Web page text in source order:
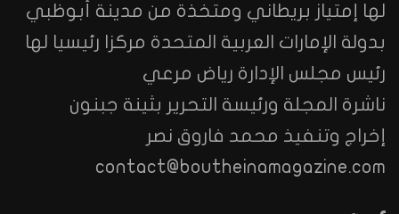
لها إمتياز بريطاني ومتخذة من مدينة أبوظبي
بدولة الإمارات العربية المتحدة مركزا رئيسيا لها
رئيس مجلس الإدارة رياض مرعي
ناشرة المجلة ورئيسة التحرير بثينة جبنون
إخراج وتنفيذ محمد فاروق نصر
contact@boutheinamagazine.com